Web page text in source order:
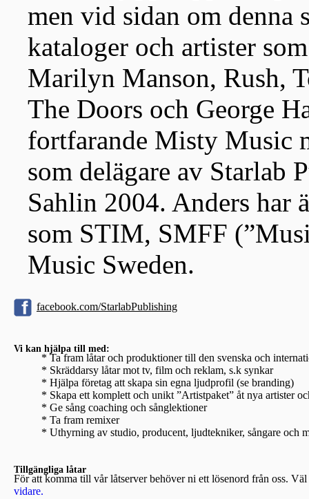
men vid sidan om denna
kataloger och artister
Marilyn Manson, Rush,
The Doors och George
fortfarande Misty Music
som delägare av Starlab
Sahlin 2004. Anders har
som STIM, SMFF
Music Sweden.
facebook.com/StarlabPublishing
Vi kan hjälpa till med:
* Ta fram låtar och produktioner till den svenska och
* Skräddarsy låtar mot tv, film och reklam, s.k synkar
* Hjälpa företag att skapa sin egna ljudprofil (se branding)
* Skapa ett komplett och unikt ”Artistpaket” åt nya artister
* Ge sång coaching och sånglektioner
* Ta fram remixer
* Uthyrning av studio, producent, ljudtekniker, sångare och
Tillgängliga låtar
För att komma till vår låtserver behöver ni ett lösenord från oss.
vidare.